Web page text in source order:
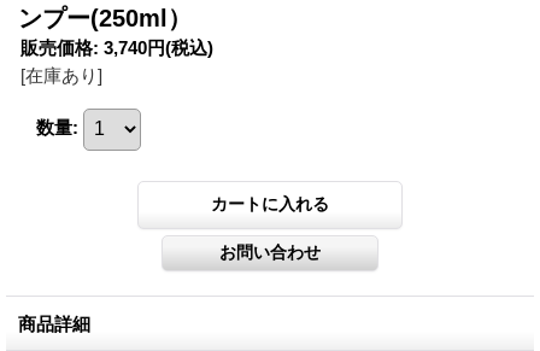
ンプー(250ml）
販売価格: 3,740円(税込)
[在庫あり]
数量:
商品詳細